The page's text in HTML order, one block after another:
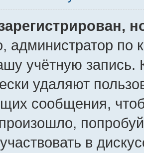
администратор по
учётную запись.
удаляют
сообщения,
в